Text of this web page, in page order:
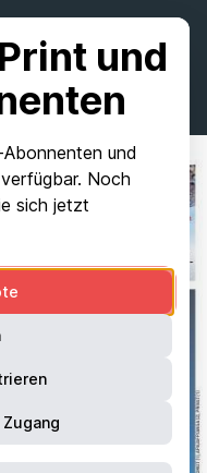
und
und
Noch
sich jetzt